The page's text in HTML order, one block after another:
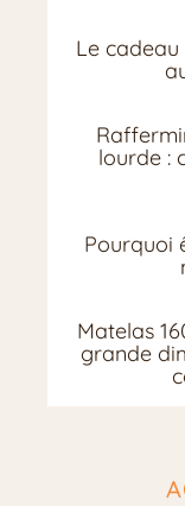
Le
lourde :
Pourquoi
Matelas
grande